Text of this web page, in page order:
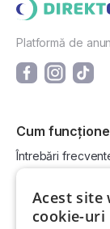
Platformă de
Cum
Întrebări
Cum vând la
Acest site
cookie-uri